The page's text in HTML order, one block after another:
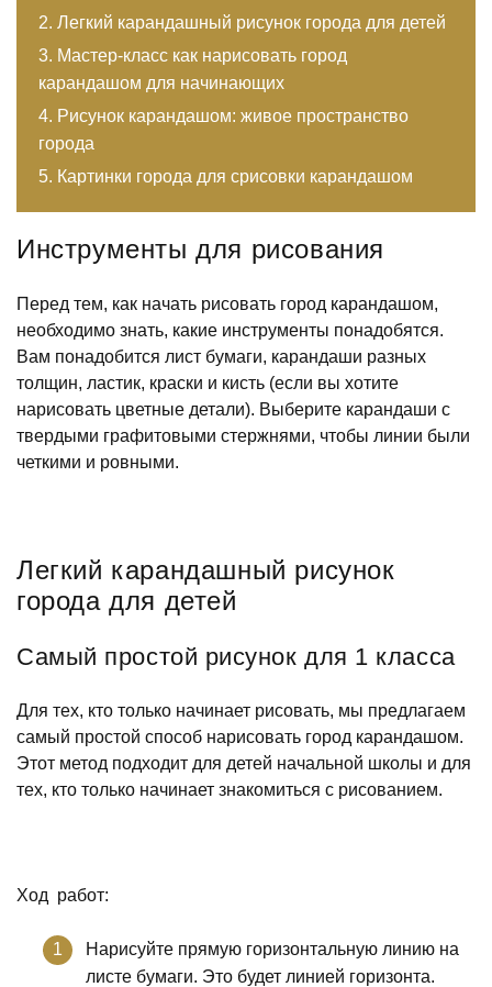
Легкий карандашный рисунок города для детей
Мастер-класс как нарисовать город
карандашом для начинающих
Рисунок карандашом: живое пространство
города
Картинки города для срисовки карандашом
Инструменты для рисования
Перед тем, как начать рисовать город карандашом,
необходимо знать, какие инструменты понадобятся.
Вам понадобится лист бумаги, карандаши разных
толщин, ластик, краски и кисть (если вы хотите
нарисовать цветные детали). Выберите карандаши с
твердыми графитовыми стержнями, чтобы линии были
четкими и ровными.
Легкий карандашный рисунок
города для детей
Самый простой рисунок для 1 класса
Для тех, кто только начинает рисовать, мы предлагаем
самый простой способ нарисовать город карандашом.
Этот метод подходит для детей начальной школы и для
тех, кто только начинает знакомиться с рисованием.
Ход работ:
Нарисуйте прямую горизонтальную линию на
листе бумаги. Это будет линией горизонта.